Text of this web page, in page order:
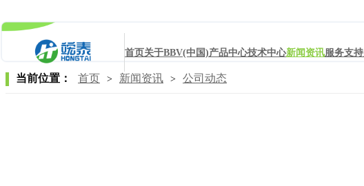
首页关于BBV(中国)产品中心技术中心新闻资讯服务支持
当前位置： 首页 > 新闻资讯 > 公司动态